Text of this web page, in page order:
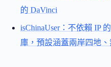
的 DaVinci
isChinaUser：不依賴 IP
庫，預設涵蓋兩岸四地